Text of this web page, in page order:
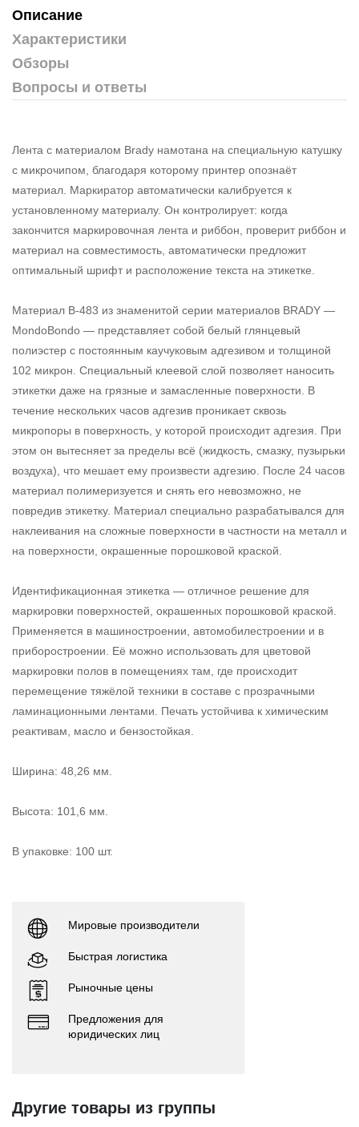
Описание
Характеристики
Обзоры
Вопросы и ответы
Лента с материалом Brady намотана на специальную катушку
с микрочипом, благодаря которому принтер опознаёт
материал. Маркиратор автоматически калибруется к
установленному материалу. Он контролирует: когда
закончится маркировочная лента и риббон, проверит риббон и
материал на совместимость, автоматически предложит
оптимальный шрифт и расположение текста на этикетке.
Материал B-483 из знаменитой серии материалов BRADY —
MondoBondo — представляет собой белый глянцевый
полиэстер с постоянным каучуковым адгезивом и толщиной
102 микрон. Специальный клеевой слой позволяет наносить
этикетки даже на грязные и замасленные поверхности. В
течение нескольких часов адгезив проникает сквозь
микропоры в поверхность, у которой происходит адгезия. При
этом он вытесняет за пределы всё (жидкость, смазку, пузырьки
воздуха), что мешает ему произвести адгезию. После 24 часов
материал полимеризуется и снять его невозможно, не
повредив этикетку. Материал специально разрабатывался для
наклеивания на сложные поверхности в частности на металл и
на поверхности, окрашенные порошковой краской.
Идентификационная этикетка — отличное решение для
маркировки поверхностей, окрашенных порошковой краской.
Применяется в машиностроении, автомобилестроении и в
приборостроении. Её можно использовать для цветовой
маркировки полов в помещениях там, где происходит
перемещение тяжёлой техники в составе с прозрачными
ламинационными лентами. Печать устойчива к химическим
реактивам, масло и бензостойкая.
Ширина: 48,26 мм.
Высота: 101,6 мм.
В упаковке: 100 шт.
Мировые производители
Быстрая логистика
Рыночные цены
Предложения для
юридических лиц
Другие товары из группы